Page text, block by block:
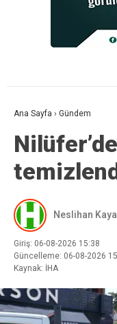
Ana Sayfa › Gündem
Neslihan Kaya
Giriş: 06-08-2026 15:38
Güncelleme: 06-08-2026
Kaynak: İHA